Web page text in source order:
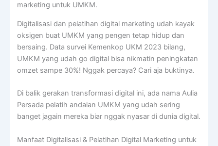
marketing untuk UMKM.
Digitalisasi dan pelatihan digital marketing udah kayak
oksigen buat UMKM yang pengen tetap hidup dan
bersaing. Data survei Kemenkop UKM 2023 bilang,
UMKM yang udah go digital bisa nikmatin peningkatan
omzet sampe 30%! Nggak percaya? Cari aja buktinya.
Di balik gerakan transformasi digital ini, ada nama Aulia
Persada pelatih andalan UMKM yang udah sering
banget jagain mereka biar nggak nyasar di dunia digital.
Manfaat Digitalisasi & Pelatihan Digital Marketing untuk